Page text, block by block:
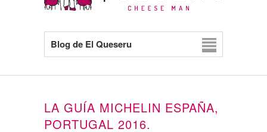
Blog de El Queseru
LA GUÍA MICHELIN ESPAÑA,
PORTUGAL 2016.